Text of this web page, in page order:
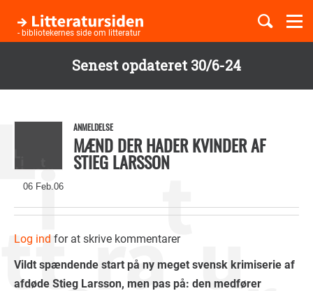
Senest opdateret 30/6-24
hovedindhold
- bibliotekernes side om litteratur
Børnebøger
06 Feb.06
ANMELDELSE
MÆND DER HADER KVINDER AF
STIEG LARSSON
Log ind for at skrive kommentarer
Vildt spændende start på ny meget svensk krimiserie af
afdøde Stieg Larsson, men pas på: den medfører